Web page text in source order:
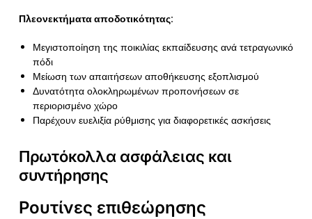
Πλεονεκτήματα αποδοτικότητας:
Μεγιστοποίηση της ποικιλίας εκπαίδευσης ανά τετραγωνικό
πόδι
Μείωση των απαιτήσεων αποθήκευσης εξοπλισμού
Δυνατότητα ολοκληρωμένων προπονήσεων σε
περιορισμένο χώρο
Παρέχουν ευελιξία ρύθμισης για διαφορετικές ασκήσεις
Πρωτόκολλα ασφάλειας και
συντήρησης
Ρουτίνες επιθεώρησης